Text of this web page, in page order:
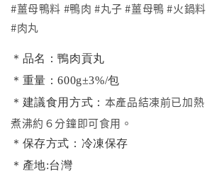
#薑母鴨料 #鴨肉 #丸子 #薑母鴨 #火鍋
#肉丸
＊品名：鴨肉貢丸
＊重量：600g±3%/包
＊建議食用方式： 本產品結凍前已加
煮沸約６分鐘即可食用。
＊保存方式：冷凍保存
＊產地:台灣